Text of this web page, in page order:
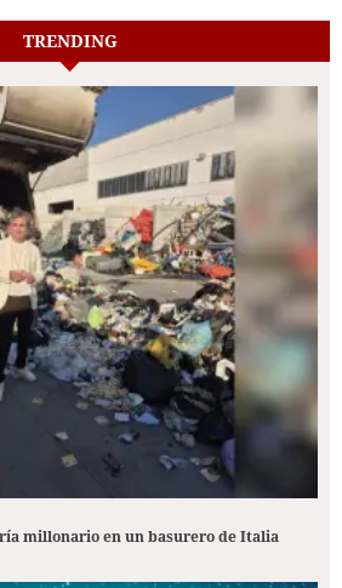
TRENDING
millonario en un basurero de Italia